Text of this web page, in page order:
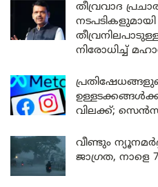
തീവ്രവാദ
നിരോധിച്ച്
വിലക്ക്;
വീണ്ടും
ജാഗ്രത, നാളെ